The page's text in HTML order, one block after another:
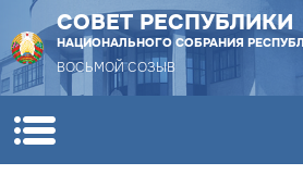
СОВЕТ РЕСПУБЛИКИ
НАЦИОНАЛЬНОГО СОБРАНИЯ
ВОСЬМОЙ СОЗЫВ